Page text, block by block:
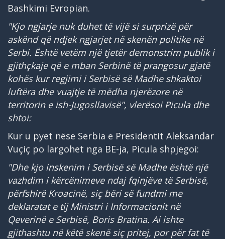
Bashkimi Evropian.
"Kjo ngjarje nuk duhet të vijë si surprizë për
askënd që ndjek ngjarjet në skenën politike në
Serbi. Është vetëm një tjetër demonstrim publik i
gjithçkaje që e mban Serbinë të prangosur gjatë
kohës kur regjimi i Serbisë së Madhe shkaktoi
luftëra dhe vuajtje të mëdha njerëzore në
territorin e ish-Jugosllavisë", vlerësoi Picula dhe
shtoi:
Kur u pyet nëse Serbia e Presidentit Aleksandar
Vuçiç po largohet nga BE-ja, Picula shpjegoi:
"Dhe kjo inskenim i Serbisë së Madhe është një
vazhdim i kërcënimeve ndaj fqinjëve të Serbisë,
përfshirë Kroacinë, siç bëri së fundmi me
deklaratat e tij Ministri i Informacionit në
Qeverinë e Serbisë, Boris Bratina. Ai ishte
gjithashtu në këtë skenë siç pritej, por për fat të